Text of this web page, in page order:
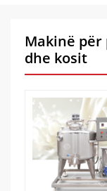
Makinë
dhe kosit